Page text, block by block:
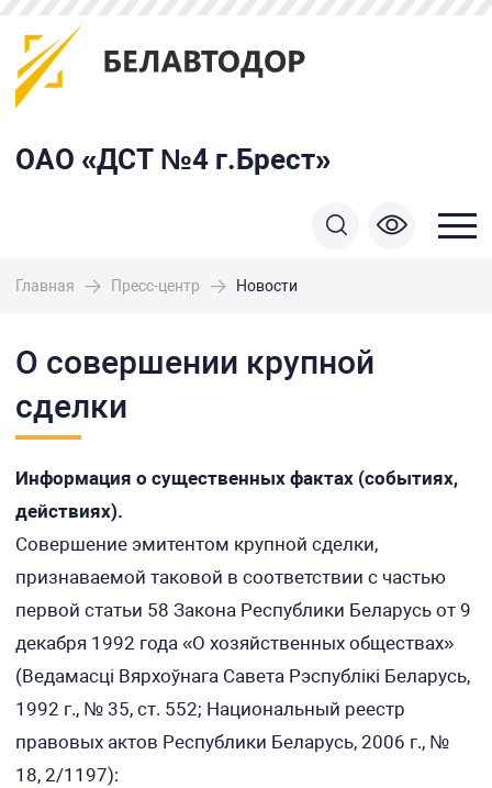
ОАО «ДСТ №4 г.Брест»
Главная Пресс-центр Новости
О совершении крупной
сделки
Информация о существенных фактах (событиях,
действиях).
Совершение эмитентом крупной сделки,
признаваемой таковой в соответствии с частью
первой статьи 58 Закона Республики Беларусь от 9
декабря 1992 года «О хозяйственных обществах»
(Ведамасцi Вярхоўнага Савета Рэспублiкi Беларусь,
1992 г., № 35, ст. 552; Национальный реестр
правовых актов Республики Беларусь, 2006 г., №
18, 2/1197):